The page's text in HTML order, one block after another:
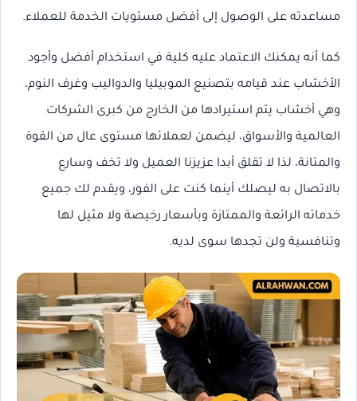
مساعدته على الوصول إلى أفضل مستويات الخدمة للعملاء.
كما أنه يمكنك الاعتماد عليه كلية في استخدام أفضل وأجود
الأخشاب عند قيامه بتصنيع الموبيليا والدواليب وغرف النوم،
وهي أخشاب يتم استيرادها من الخارج من كبرى الشركات
العالمية والأسواق، ليضمن لعملائها مستوى عال من القوة
والمتانة، لذا لا تقلق أبدا عزيزنا العميل ولا تخف وسارع
بالاتصال به ليصلك أينما كنت على الفور، ويقدم لك جميع
خدماته الرائعة والممتازة وبأسعار رخيصة ولا مثيل لها
وتنافسية ولن تجدها سوى لديه.